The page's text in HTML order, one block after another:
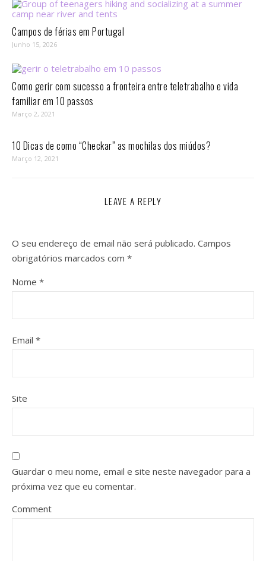
Campos de férias em Portugal
Junho 15, 2026
Como gerir com sucesso a fronteira entre teletrabalho e vida
familiar em 10 passos⁣
Março 2, 2021
10 Dicas de como “Checkar” as mochilas dos miúdos?
Março 12, 2021
LEAVE A REPLY
O seu endereço de email não será publicado. Campos
obrigatórios marcados com *
Nome *
Email *
Site
Guardar o meu nome, email e site neste navegador para a
próxima vez que eu comentar.
Comment